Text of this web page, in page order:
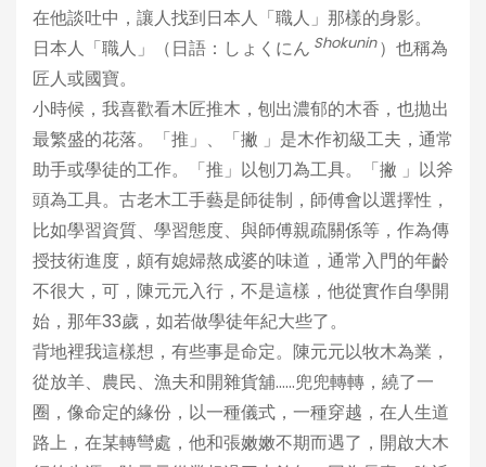
在他談吐中，讓人找到日本人「職人」那樣的身影。
日本人「職人」（日語：しょくにん Shokunin ）也稱為
匠人或國寶。
小時候，我喜歡看木匠推木，刨出濃郁的木香，也拋出
最繁盛的花落。「推」、「撇 」是木作初級工夫，通常
助手或學徒的工作。「推」以刨刀為工具。「撇 」以斧
頭為工具。古老木工手藝是師徒制，師傅會以選擇性，
比如學習資質、學習態度、與師傅親疏關係等，作為傳
授技術進度，頗有媳婦熬成婆的味道，通常入門的年齡
不很大，可，陳元元入行，不是這樣，他從實作自學開
始，那年33歲，如若做學徒年紀大些了。
背地裡我這樣想，有些事是命定。陳元元以牧木為業，
從放羊、農民、漁夫和開雜貨舖……兜兜轉轉，繞了一
圈，像命定的緣份，以一種儀式，一種穿越，在人生道
路上，在某轉彎處，他和張嫩嫩不期而遇了，開啟大木